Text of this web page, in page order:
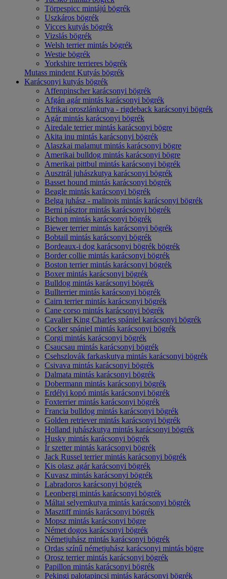
Törpespicc mintájú bögrék
Uszkáros bögrék
Vicces kutyás bögrék
Vizslás bögrék
Welsh terrier mintás bögrék
Westie bögrék
Yorkshire terrieres bögrék
Mutass mindent Kutyás bögrék
Karácsonyi kutyás bögrék
Affenpinscher karácsonyi bögrék
Afgán agár mintás karácsonyi bögrék
Afrikai oroszlánkutya - rigdeback karácsonyi bögrék
Agár mintás karácsonyi bögrék
Airedale terrier mintás karácsonyi bögre
Akita inu mintás karácsonyi bögrék
Alaszkai malamut mintás karácsonyi bögre
Amerikai bulldog mintás karácsonyi bögre
Amerikai pittbul mintás karácsonyi bögrék
Ausztrál juhászkutya karácsonyi bögrék
Basset hound mintás karácsonyi bögrék
Beagle mintás karácsonyi bögrék
Belga juhász - malinois mintás karácsonyi bögrék
Berni pásztor mintás karácsonyi bögrék
Bichon mintás karácsonyi bögrék
Biewer terrier mintás karácsonyi bögrék
Bobtail mintás karácsonyi bögrék
Bordeaux-i dog karácsonyi bögrék bögrék
Border collie mintás karácsonyi bögrék
Boston terrier mintás karácsonyi bögrék
Boxer mintás karácsonyi bögrék
Bulldog mintás karácsonyi bögrék
Bullterrier mintás karácsonyi bögrék
Cairn terrier mintás karácsonyi bögrék
Cane corso mintás karácsonyi bögrék
Cavalier King Charles spániel karácsonyi bögrék
Cocker spániel mintás karácsonyi bögrék
Corgi mintás karácsonyi bögrék
Csaucsau mintás karácsonyi bögrék
Csehszlovák farkaskutya mintás karácsonyi bögrék
Csivava mintás karácsonyi bögrék
Dalmata mintás karácsonyi bögrék
Dobermann mintás karácsonyi bögrék
Erdélyi kopó mintás karácsonyi bögrék
Foxterrier mintás karácsonyi bögrék
Francia bulldog mintás karácsonyi bögrék
Golden retriever mintás karácsonyi bögrék
Holland juhászkutya mintás karácsonyi bögrék
Husky mintás karácsonyi bögrék
Ír szetter mintás karácsonyi bögrék
Jack Russel terrier mintás karácsonyi bögrék
Kis olasz agár karácsonyi bögrék
Kuvasz mintás karácsonyi bögrék
Labradoros karácsonyi bögrék
Leonbergi mintás karácsonyi bögrék
Máltai selyemkutya mintás karácsonyi bögrék
Masztiff mintás karácsonyi bögrék
Mopsz mintás karácsonyi bögre
Német dogos karácsonyi bögrék
Németjuhász mintás karácsonyi bögrék
Ordas színű németjuhász karácsonyi mintás bögre
Orosz terrier mintás karácsonyi bögrék
Papillon mintás karácsonyi bögrék
Pekingi palotapincsi mintás karácsonyi bögrék